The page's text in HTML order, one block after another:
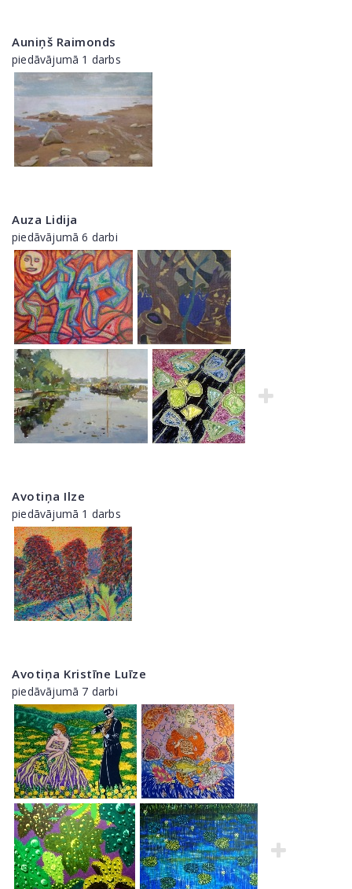
Auniņš Raimonds
piedāvājumā 1 darbs
Auza Lidija
piedāvājumā 6 darbi
Avotiņa Ilze
piedāvājumā 1 darbs
Avotiņa Kristīne Luīze
piedāvājumā 7 darbi